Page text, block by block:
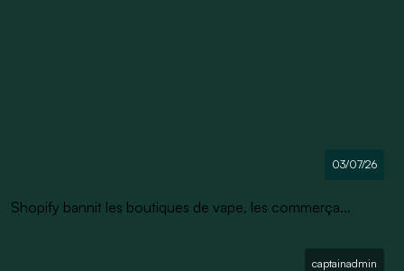
03/07/26
Shopify bannit les boutiques de vape, les commerça...
captainadmin